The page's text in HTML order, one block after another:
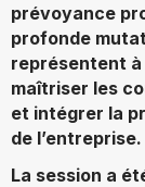
prévoyance
profonde
représentent
maîtriser les
et intégrer la
de l’entreprise.
La session a